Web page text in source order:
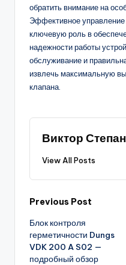
обратить внимание на
Эффективное
ключевую роль в
надежности работы
обслуживание и
извлечь максимальную
клапана.
Виктор
View All Posts
Post
navigation
Previous Post
Блок контроля
герметичности Dungs
VDK 200 A S02 —
подробный обзор